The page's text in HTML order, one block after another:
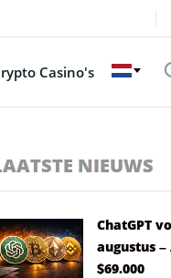
Casino's
NIEUWS
ChatGPT
augustus
$69.000